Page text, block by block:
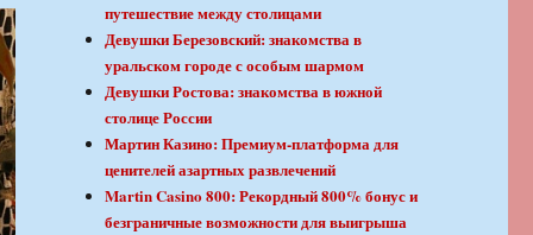
путешествие между столицами
Девушки Березовский: знакомства в
уральском городе с особым шармом
Девушки Ростова: знакомства в южной
столице России
Мартин Казино: Премиум-платформа для
ценителей азартных развлечений
Martin Casino 800: Рекордный 800% бонус и
безграничные возможности для выигрыша